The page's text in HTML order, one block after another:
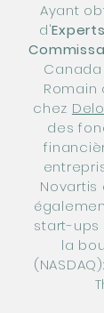
Ayant
d'
Canada
Romain
chez
des
Novartis
start-ups
la